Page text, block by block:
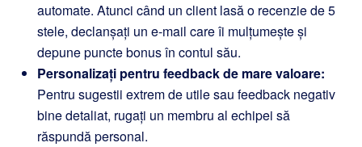
automate. Atunci când un client lasă o recenzie de 5
stele, declanșați un e-mail care îi mulțumește și
depune puncte bonus în contul său.
Personalizați pentru feedback de mare valoare:
Pentru sugestii extrem de utile sau feedback negativ
bine detaliat, rugați un membru al echipei să
răspundă personal.